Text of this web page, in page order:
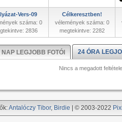
Vers-09
száma: 0
2836
Célkeresztben!
vélemények száma: 0
megtekintve: 2282
NAP LEGJOBB FOTÓI 24 ÓRA
Nincs a megadott
Antalóczy Tibor, Birdie | © 2003-2022